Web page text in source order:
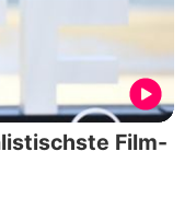
Film-